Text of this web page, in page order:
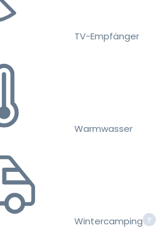
TV-Empfänger
Warmwasser
Wintercamping